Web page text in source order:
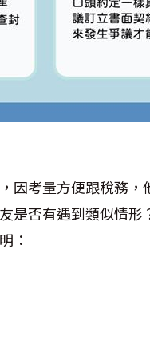
因考量方便跟稅務
是否有遇到類似情形
：